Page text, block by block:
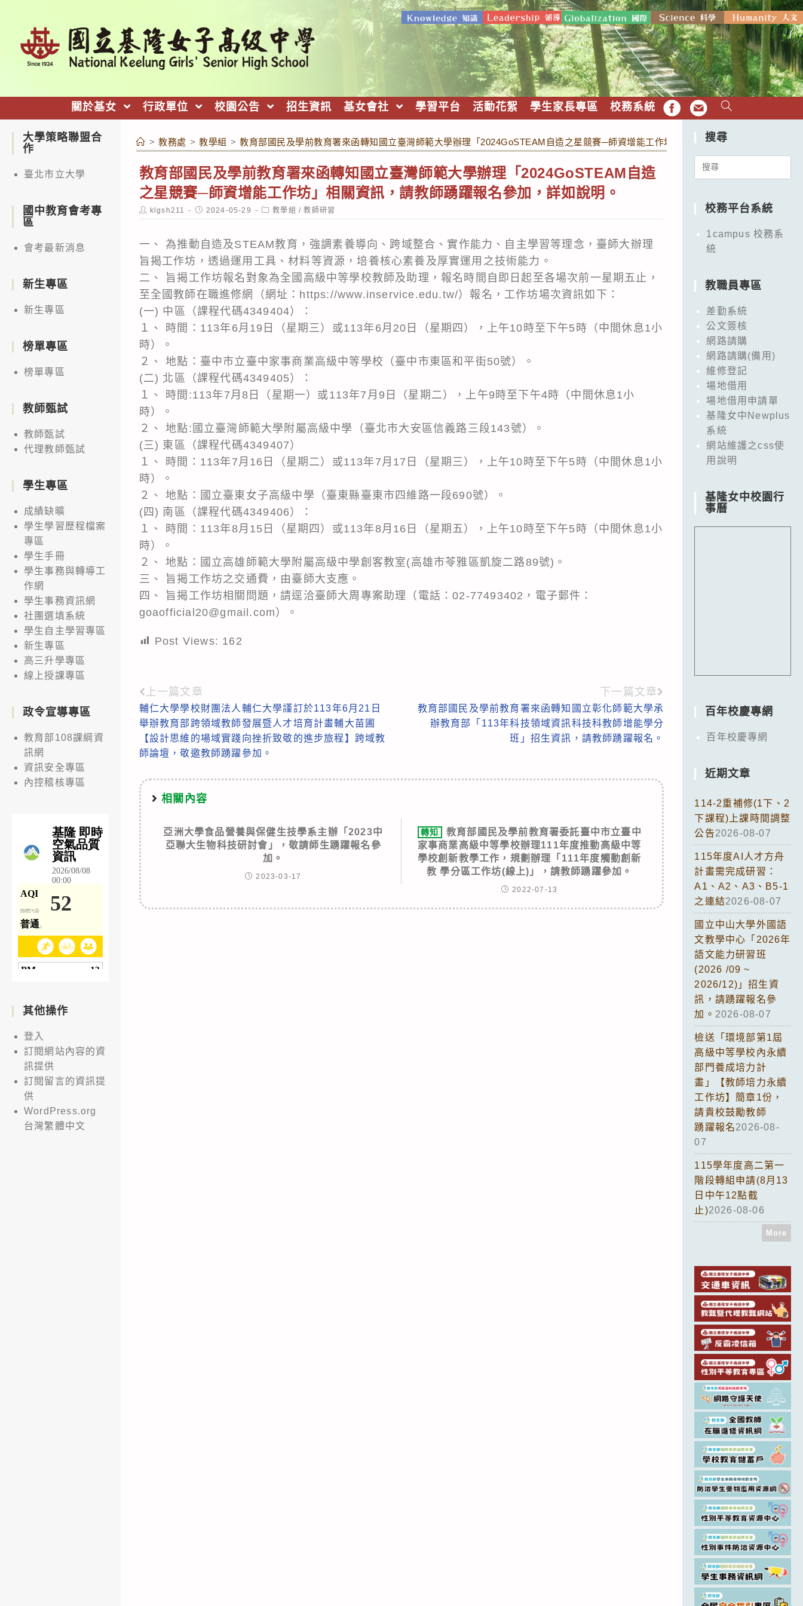
關於基女 行政單位 校園公告 招生資訊 基女會社 學習平台 活動花絮 學生家長專區 校務系統 FB EMAIL
> 教務處 > 教學組 > 教育部國民及學前教育署來函轉知國立臺灣師範大學辦理「2024GoSTEAM自造之星競賽─師資增能工作坊」相關資訊，請教師踴躍報名
教育部國民及學前教育署來函轉知國立臺灣師範大學辦理「2024GoSTEAM自造
之星競賽─師資增能工作坊」相關資訊，請教師踴躍報名參加，詳如說明。
Post
author:
klgsh211
Post
published:
2024-05-29
Post
category:
教學組 / 教師研習
一、 為推動自造及STEAM教育，強調素養導向、跨域整合、實作能力、自主學習等理念，臺師大辦理
旨揭工作坊，透過運用工具、材料等資源，培養核心素養及厚實運用之技術能力。
二、 旨揭工作坊報名對象為全國高級中等學校教師及助理，報名時間自即日起至各場次前一星期五止，
至全國教師在職進修網（網址：https://www.inservice.edu.tw/）報名，工作坊場次資訊如下：
(一) 中區（課程代碼4349404）：
１、 時間：113年6月19日（星期三）或113年6月20日（星期四），上午10時至下午5時（中間休息1小
時）。
２、 地點：臺中市立臺中家事商業高級中等學校（臺中市東區和平街50號）。
(二) 北區（課程代碼4349405）：
１、 時間:113年7月8日（星期一）或113年7月9日（星期二），上午9時至下午4時（中間休息1小
時）。
２、 地點:國立臺灣師範大學附屬高級中學（臺北市大安區信義路三段143號）。
(三) 東區（課程代碼4349407）
１、 時間：113年7月16日（星期二）或113年7月17日（星期三），上午10時至下午5時（中間休息1小
時）。
２、 地點：國立臺東女子高級中學（臺東縣臺東市四維路一段690號）。
(四) 南區（課程代碼4349406）：
１、 時間：113年8月15日（星期四）或113年8月16日（星期五），上午10時至下午5時（中間休息1小
時）。
２、 地點：國立高雄師範大學附屬高級中學創客教室(高雄市苓雅區凱旋二路89號)。
三、 旨揭工作坊之交通費，由臺師大支應。
四、 旨揭工作坊相關問題，請逕洽臺師大周專案助理（電話：02-77493402，電子郵件：
goaofficial20@gmail.com）。
Post Views: 162
Read
more
articles
上一篇文章
輔仁大學學校財團法人輔仁大學謹訂於113年6月21日
舉辦教育部跨領域教師發展暨人才培育計畫輔大苗圃
【設計思維的場域實踐向挫折致敬的進步旅程】跨域教
師論壇，敬邀教師踴躍參加。
下一篇文章
教育部國民及學前教育署來函轉知國立彰化師範大學承
辦教育部「113年科技領域資訊科技科教師增能學分
班」招生資訊，請教師踴躍報名。
相關內容
亞洲大學食品營養與保健生技學系主辦「2023中
亞聯大生物科技研討會」，敬請師生踴躍報名參
加。
2023-03-17
轉知
教育部國民及學前教育署委託臺中市立臺中
家事商業高級中等學校辦理111年度推動高級中等
學校創新教學工作，規劃辦理「111年度觸動創新
教 學分區工作坊(線上)」，請教師踴躍參加。
2022-07-13
大學策略聯盟合
作
臺北市立大學
國中教育會考專
區
會考最新消息
新生專區
新生專區
榜單專區
榜單專區
教師甄試
教師甄試
代理教師甄試
學生專區
成績缺曠
學生學習歷程檔案
專區
學生手冊
學生事務與轉導工
作網
學生事務資訊網
社團選填系統
學生自主學習專區
新生專區
高三升學專區
線上授課專區
政令宣導專區
教育部108課綱資
訊網
資訊安全專區
內控稽核專區
其他操作
登入
訂閱網站內容的資
訊提供
訂閱留言的資訊提
供
WordPress.org
台灣繁體中文
搜尋
Search
校務平台系統
1campus 校務系
統
教職員專區
差勤系統
公文簽核
網路請購
網路請購(備用)
維修登記
場地借用
場地借用申請單
基隆女中Newplus
系統
網站維護之css使
用說明
基隆女中校園行
事曆
百年校慶專網
百年校慶專網
近期文章
114-2重補修(1下、2
下課程)上課時間調整
公告2026-08-07
115年度AI人才方舟
計畫需完成研習：
A1、A2、A3、B5-1
之連結2026-08-07
國立中山大學外國語
文教學中心「2026年
語文能力研習班
(2026 /09 ~
2026/12)」招生資
訊，請踴躍報名參
加。 2026-08-07
檢送「環境部第1屆
高級中等學校內永續
部門養成培力計
畫」【教師培力永續
工作坊】簡章1份，
請貴校鼓勵教師
踴躍報名2026-08-
07
115學年度高二第一
階段轉組申請(8月13
日中午12點截
止)2026-08-06
More